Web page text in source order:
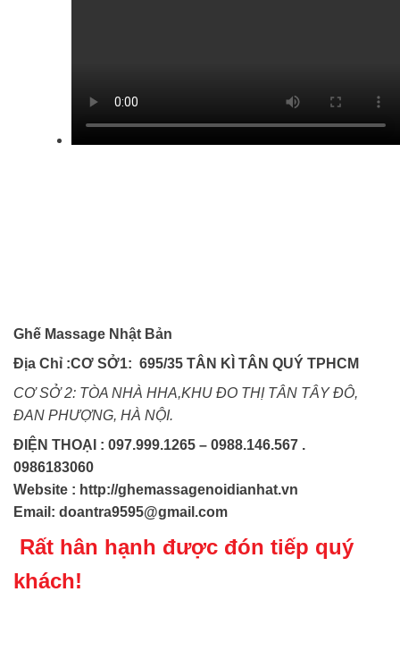
Ghế Massage Nhật Bản
Địa Chỉ :CƠ SỞ1: 695/35 TÂN KÌ TÂN QUÝ TPHCM
CƠ SỞ 2: TÒA NHÀ HHA,KHU ĐO THỊ TÂN TÂY ĐÔ,
ĐAN PHƯỢNG, HÀ NỘI.
ĐIỆN THOẠI : 097.999.1265 – 0988.146.567 .
0986183060
Website : http://ghemassagenoidianhat.vn
Email: doantra9595@gmail.com
Rất hân hạnh được đón tiếp quý
khách!